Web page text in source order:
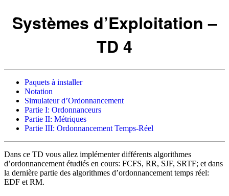
Systèmes d’Exploitation –
TD 4
Paquets à installer
Notation
Simulateur d’Ordonnancement
Partie I: Ordonnanceurs
Partie II: Métriques
Partie III: Ordonnancement Temps-Réel
Dans ce TD vous allez implémenter différents algorithmes
d’ordonnancement étudiés en cours: FCFS, RR, SJF, SRTF; et dans
la dernière partie des algorithmes d’ordonnancement temps réel:
EDF et RM.